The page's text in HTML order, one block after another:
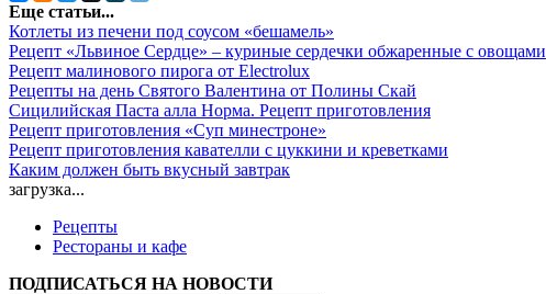
Еще статьи...
Котлеты из печени под соусом «бешамель»
Рецепт «Львиное Сердце» – куриные сердечки обжаренные с овощами
Рецепт малинового пирога от Electrolux
Рецепты на день Святого Валентина от Полины Скай
Сицилийская Паста алла Норма. Рецепт приготовления
Рецепт приготовления «Суп минестроне»
Рецепт приготовления кавателли с цуккини и креветками
Каким должен быть вкусный завтрак
загрузка...
Рецепты
Рестораны и кафе
ПОДПИСАТЬСЯ НА НОВОСТИ